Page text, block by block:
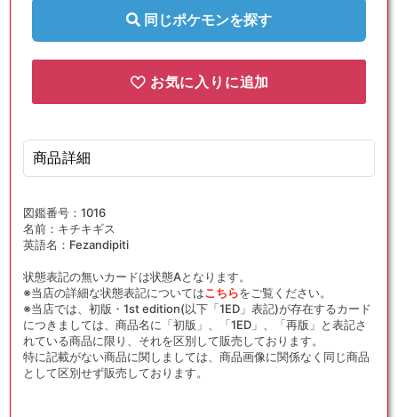
〈244/193〉
減
ら
す
〈244/193〉
数
増
す
同じポケモンを探す
お気に入りに追加
商品詳細
図鑑番号：1016
名前：キチキギス
英語名：Fezandipiti
状態表記の無いカードは状態Aとなります。
※当店の詳細な状態表記についてはこちらをご覧ください。
※当店では、初版・1st edition(以下「1ED」表記)が存在するカード
につきましては、商品名に「初版」、「1ED」、「再版」と表記さ
れている商品に限り、それを区別して販売しております。
特に記載がない商品に関しましては、商品画像に関係なく同じ商品
として区別せず販売しております。